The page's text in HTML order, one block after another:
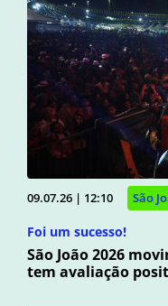
09.07.26 | 12:10 São
Foi um sucesso!
São João 2026
tem avaliação